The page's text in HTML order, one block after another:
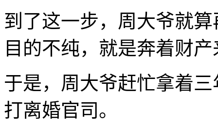
到了这一步，周大爷就
目的不纯，就是奔着财
于是，周大爷赶忙拿着
打离婚官司。